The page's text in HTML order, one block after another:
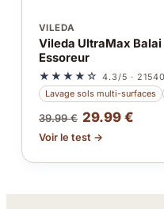
VILEDA
Vileda UltraMax
Essoreur
★★★★☆ 4.3/5 · 21540
Lavage sols multi-surfaces
39.99 € 29.99 €
Voir le test →